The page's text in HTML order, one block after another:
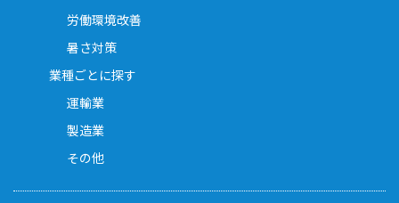
労働環境改善
暑さ対策
業種ごとに探す
運輸業
製造業
その他